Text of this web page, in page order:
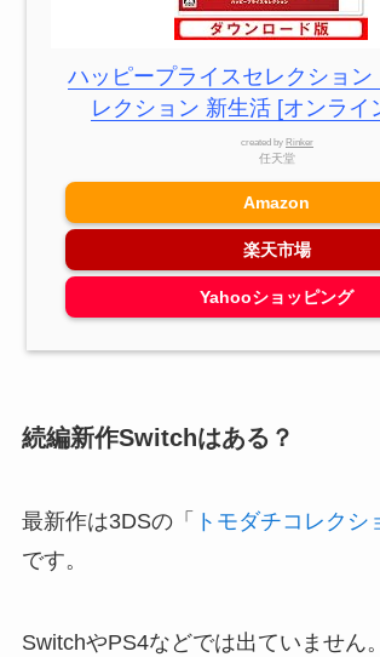
ハッピープライスセレクション
レクション 新生活 [オンライ
created by Rinker
任天堂
Amazon
楽天市場
Yahooショッピング
続編新作Switchはある？
最新作は3DSの「 トモダチコレクシ
です。
SwitchやPS4などでは出ていません。